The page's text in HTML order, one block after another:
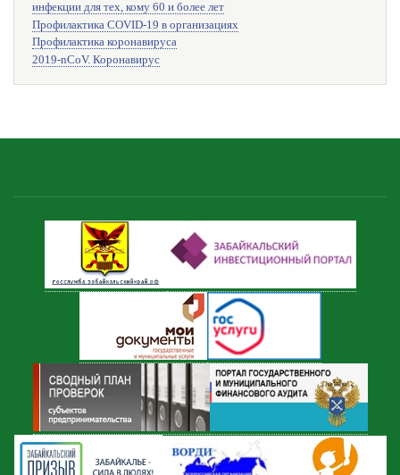
инфекции для тех, кому 60 и более лет
Профилактика COVID-19 в организациях
Профилактика коронавируса
2019-nCoV. Коронавирус